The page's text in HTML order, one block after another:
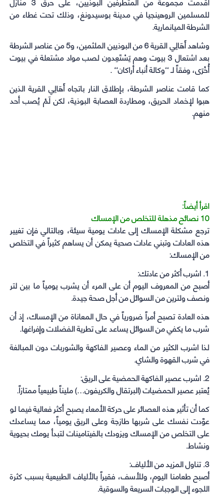
للمسلمين الروهينجيا في مدينة بوسيدونغ، وذلك تحت غطاء من
الشرطة الميانمارية.
وشاهد أَهَالِي القرية 6 من البوذيين الملثمين، و5 من عناصر الشرطة
بعد اشتعال 3 بيوت وهم يَسْتَعِدون لصب مواد مشتعلة في بيوت
أُخْرَى، وفقاً لـ ‘‘وكالة أنباء أراكان‘‘ .
كما قامت عناصر الشرطة، بإطلاق النار باتجاه أَهَالِي القرية الذين
هبوا لإخماد الحريق، ومطاردة العصابة البوذية، لكن لَمْ يُصب أحد
منهم.
اقرأ أيضاً:
10 نصائح مذهلة للتخلص من الإمساك
ترجع مشكلة الإمساك إلى عادات يومية سيئة، وبالتالي فإن تغيير
هذه العادات وتبني عادات صحية يمكن أن يساهم كثيراً في التخلص
من الإمساك:
1. اشرب أكثر من عادتك:
أصبح من المعروف اليوم أن على المرء أن يشرب يومياً ما بين لتر
ونصف ولترين من السوائل من أجل صحة جيدة.
هذه العادة تصبح أمراً ضرورياً في حال المعاناة من الإمساك، إذ أن
شرب ما يكفي من السوائل يساعد على تطرية الفضلات وإفراغها.
لذا اشرب الكثير من الماء وعصير الفاكهة والشوربات دون المبالغة
في شرب القهوة والشاي.
2. اشرب عصير الفاكهة الحمضية على الريق:
يُعتبر عصير الحمضيات (البرتقال والكريفون…) مليناً طبيعياً ممتازاً.
كما أن تأثير هذه العصائر على حركة الأمعاء يصبح أكثر فعالية فيما لو
عوّدت نفسك على شربها طازجة وعلى الريق يومياً، مما يساعدك
على التخلص من الإمساك ويزودك بالفيتامينات لتبدأ يومك بحيوية
ونشاط.
3. تناول المزيد من الألياف:
أصبح طعامنا اليوم، وللأسف، فقيراً بالألياف الطبيعية بسبب كثرة
اللجوء إلى الوجبات السريعة والسوقية.